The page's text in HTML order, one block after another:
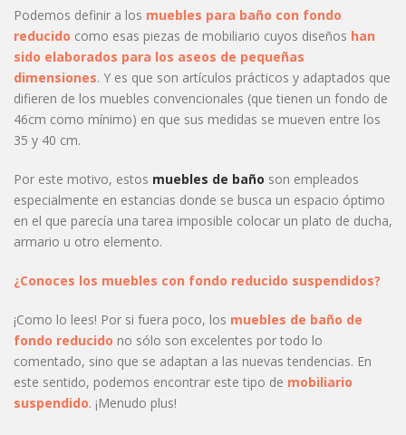
Podemos definir a los muebles para baño con fondo
reducido como esas piezas de mobiliario cuyos diseños han
sido elaborados para los aseos de pequeñas
dimensiones. Y es que son artículos prácticos y adaptados que
difieren de los muebles convencionales (que tienen un fondo de
46cm como mínimo) en que sus medidas se mueven entre los
35 y 40 cm.
Por este motivo, estos muebles de baño son empleados
especialmente en estancias donde se busca un espacio óptimo
en el que parecía una tarea imposible colocar un plato de ducha,
armario u otro elemento.
¿Conoces los muebles con fondo reducido suspendidos?
¡Como lo lees! Por si fuera poco, los muebles de baño de
fondo reducido no sólo son excelentes por todo lo
comentado, sino que se adaptan a las nuevas tendencias. En
este sentido, podemos encontrar este tipo de mobiliario
suspendido. ¡Menudo plus!